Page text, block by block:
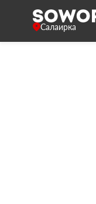
Салаирка